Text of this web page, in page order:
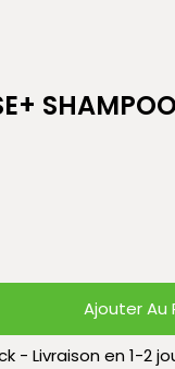
Ajouter Au
- Livraison en 1-2